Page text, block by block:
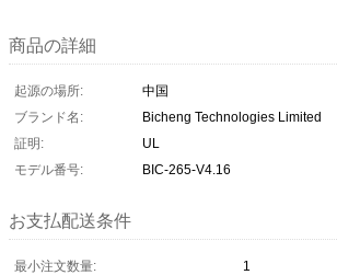
商品の詳細
起源の場所:
中国
ブランド名:
Bicheng Technologies Limited
証明:
UL
モデル番号:
BIC-265-V4.16
お支払配送条件
最小注文数量:
1